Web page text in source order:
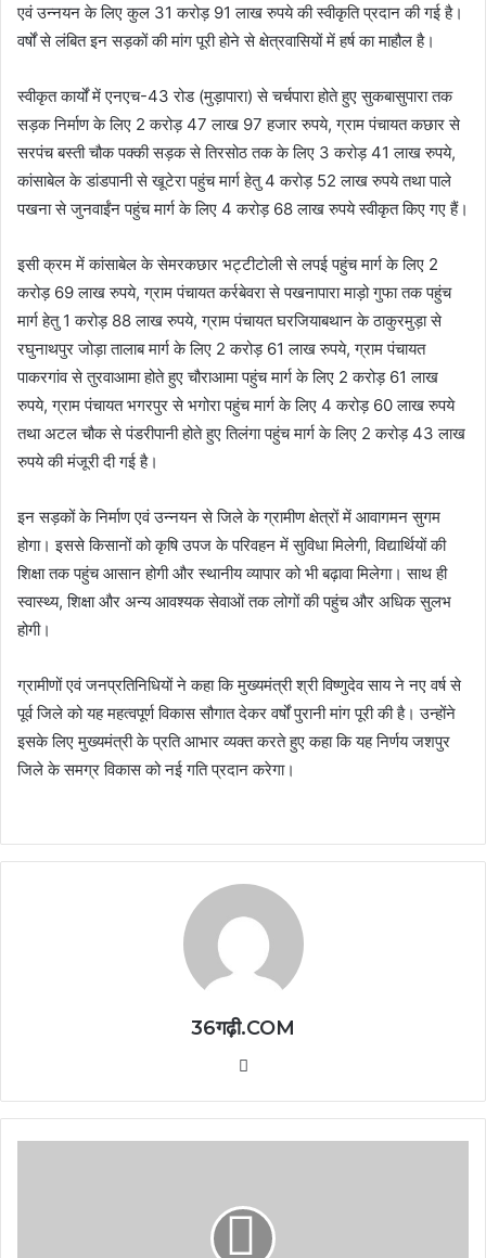
एवं उन्नयन के लिए कुल 31 करोड़ 91 लाख रुपये की स्वीकृति प्रदान की गई है।
वर्षों से लंबित इन सड़कों की मांग पूरी होने से क्षेत्रवासियों में हर्ष का माहौल है।
स्वीकृत कार्यों में एनएच-43 रोड (मुड़ापारा) से चर्चपारा होते हुए सुकबासुपारा तक
सड़क निर्माण के लिए 2 करोड़ 47 लाख 97 हजार रुपये, ग्राम पंचायत कछार से
सरपंच बस्ती चौक पक्की सड़क से तिरसोठ तक के लिए 3 करोड़ 41 लाख रुपये,
कांसाबेल के डांडपानी से खूटेरा पहुंच मार्ग हेतु 4 करोड़ 52 लाख रुपये तथा पाले
पखना से जुनवाईंन पहुंच मार्ग के लिए 4 करोड़ 68 लाख रुपये स्वीकृत किए गए हैं।
इसी क्रम में कांसाबेल के सेमरकछार भट्टीटोली से लपई पहुंच मार्ग के लिए 2
करोड़ 69 लाख रुपये, ग्राम पंचायत कर्रबेवरा से पखनापारा माड़ो गुफा तक पहुंच
मार्ग हेतु 1 करोड़ 88 लाख रुपये, ग्राम पंचायत घरजियाबथान के ठाकुरमुड़ा से
रघुनाथपुर जोड़ा तालाब मार्ग के लिए 2 करोड़ 61 लाख रुपये, ग्राम पंचायत
पाकरगांव से तुरवाआमा होते हुए चौराआमा पहुंच मार्ग के लिए 2 करोड़ 61 लाख
रुपये, ग्राम पंचायत भगरपुर से भगोरा पहुंच मार्ग के लिए 4 करोड़ 60 लाख रुपये
तथा अटल चौक से पंडरीपानी होते हुए तिलंगा पहुंच मार्ग के लिए 2 करोड़ 43 लाख
रुपये की मंजूरी दी गई है।
इन सड़कों के निर्माण एवं उन्नयन से जिले के ग्रामीण क्षेत्रों में आवागमन सुगम
होगा। इससे किसानों को कृषि उपज के परिवहन में सुविधा मिलेगी, विद्यार्थियों की
शिक्षा तक पहुंच आसान होगी और स्थानीय व्यापार को भी बढ़ावा मिलेगा। साथ ही
स्वास्थ्य, शिक्षा और अन्य आवश्यक सेवाओं तक लोगों की पहुंच और अधिक सुलभ
होगी।
ग्रामीणों एवं जनप्रतिनिधियों ने कहा कि मुख्यमंत्री श्री विष्णुदेव साय ने नए वर्ष से
पूर्व जिले को यह महत्वपूर्ण विकास सौगात देकर वर्षों पुरानी मांग पूरी की है। उन्होंने
इसके लिए मुख्यमंत्री के प्रति आभार व्यक्त करते हुए कहा कि यह निर्णय जशपुर
जिले के समग्र विकास को नई गति प्रदान करेगा।
36गढ़ी.COM